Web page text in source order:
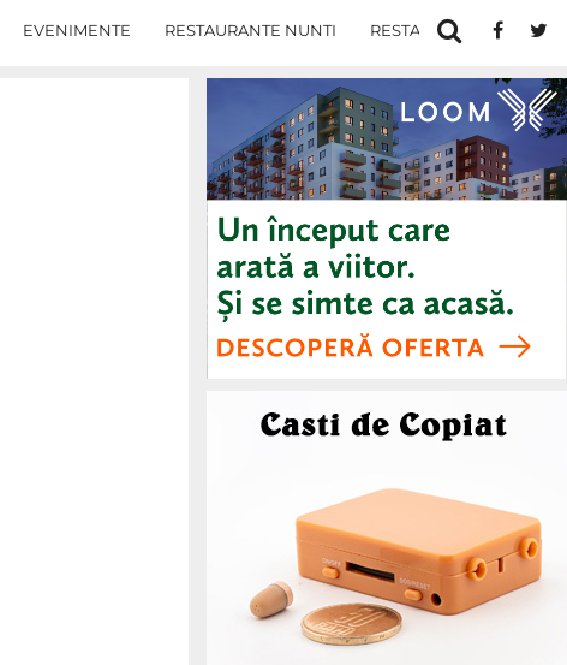
EVENIMENTE RESTAURANTE NUNTI RESTAURANTE IN IASI